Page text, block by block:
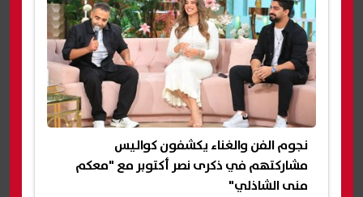
نجوم الفن والغناء يكشفون كواليس
مشاركتهم في ذكرى نصر أكتوبر مع "معكم
منى الشاذلي"